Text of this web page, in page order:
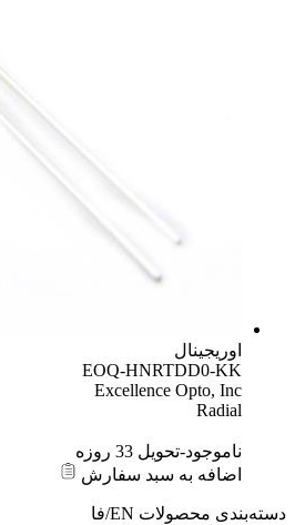
اوریجینال
EOQ-HNRTDD0-KK
Excellence Opto, Inc
Radial
ناموجود-تحویل 33 روزه
اضافه به سبد سفارش
دسته‌بندی محصولات EN/فا